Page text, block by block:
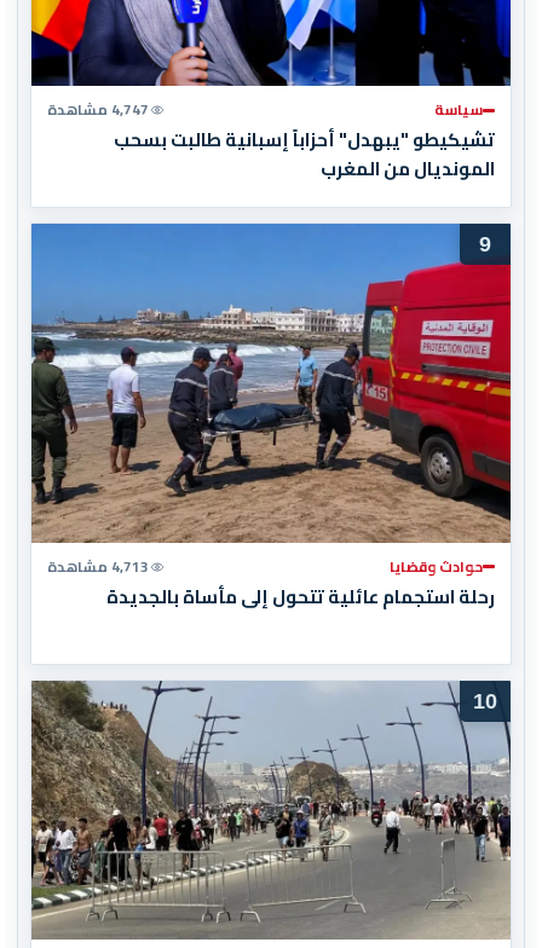
سياسة 4,747 مشاهدة
تشيكيطو "يبهدل" أحزاباً إسبانية طالبت بسحب
المونديال من المغرب
9
حوادث وقضايا 4,713 مشاهدة
رحلة استجمام عائلية تتحول إلى مأساة بالجديدة
10